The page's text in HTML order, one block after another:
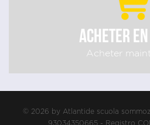
ACHETER
Acheter
© 2026 by Atlantide scuola
93034350665 - Registro